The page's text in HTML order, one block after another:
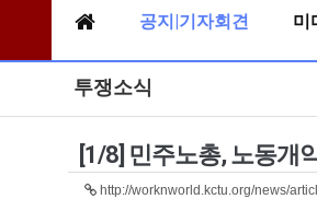
공지|기자회견 미
투쟁소식
[1/8] 민주노총, 노동개
http://worknworld.kctu.org/news/